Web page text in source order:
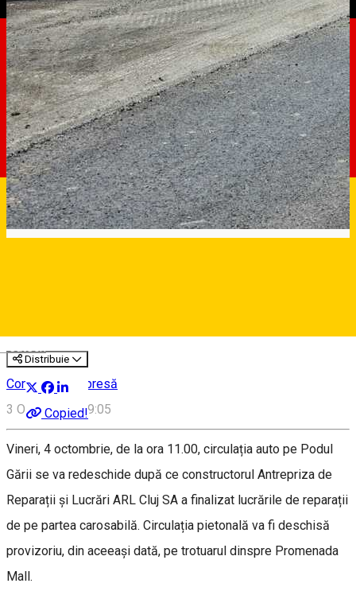
Deutsch
Distribuie
Copied!
Comunicat de presă
3 Octombrie, 09:05
Vineri, 4 octombrie, de la ora 11.00, circulația auto pe Podul
Gării se va redeschide după ce constructorul Antrepriza de
Reparații și Lucrări ARL Cluj SA a finalizat lucrările de reparații
de pe partea carosabilă. Circulația pietonală va fi deschisă
provizoriu, din aceeași dată, pe trotuarul dinspre Promenada
Mall.